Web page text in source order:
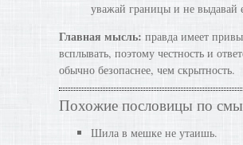
уважай границы и не выдавай
Главная мысль: правда имеет
всплывать, поэтому честность и
обычно безопаснее, чем скрытность.
Похожие пословицы по
Шила в мешке не утаишь.